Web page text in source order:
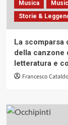
Musica
Storie &
La scomparsa
della canzone
letteratura e
Francesco